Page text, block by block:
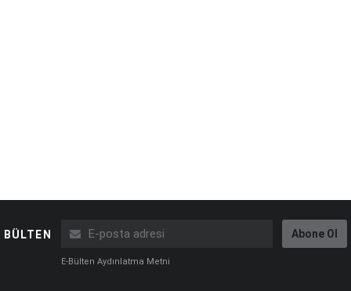
BÜLTEN Abone Ol
E-Bülten Aydınlatma Metni